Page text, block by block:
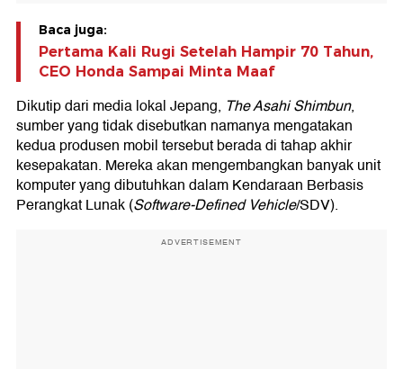
Baca juga:
Pertama Kali Rugi Setelah Hampir 70 Tahun,
CEO Honda Sampai Minta Maaf
Dikutip dari media lokal Jepang, The Asahi Shimbun,
sumber yang tidak disebutkan namanya mengatakan
kedua produsen mobil tersebut berada di tahap akhir
kesepakatan. Mereka akan mengembangkan banyak unit
komputer yang dibutuhkan dalam Kendaraan Berbasis
Perangkat Lunak (Software-Defined Vehicle/SDV).
ADVERTISEMENT